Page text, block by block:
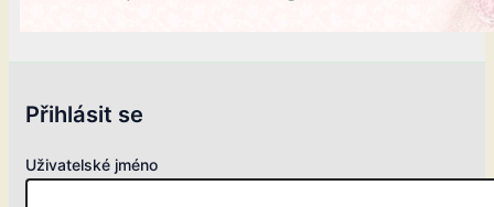
Přihlásit se
Uživatelské jméno